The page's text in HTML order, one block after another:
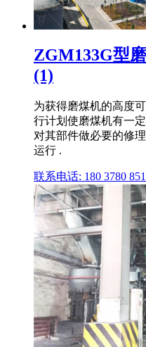
ZGM133G型
(1)
为获得磨煤机的高度
行计划使磨煤机有一
对其部件做必要的修
运行 .
联系电话: 180 3780